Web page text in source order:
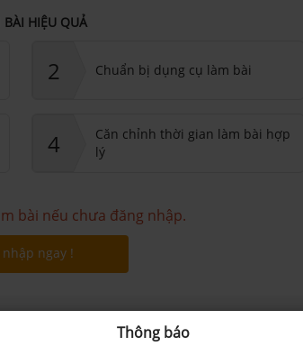
HIỆU QUẢ
2 Chuẩn bị dụng cụ làm bài
4
Căn chỉnh thời gian làm bài hợp
lý
bài nếu chưa đăng nhập.
ngay !
Thông báo